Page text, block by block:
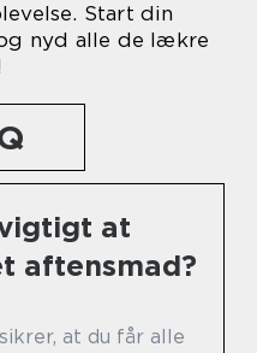
Start din
nyd alle de lækre
at
aftensmad?
at du får alle